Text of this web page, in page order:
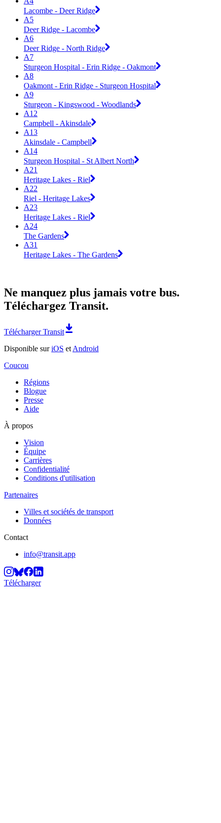
Lacombe - Deer Ridge
A5
Deer Ridge - Lacombe
A6
Deer Ridge - North Ridge
A7
Sturgeon Hospital - Erin Ridge - Oakmont
A8
Oakmont - Erin Ridge - Sturgeon Hospital
A9
Sturgeon - Kingswood - Woodlands
A12
Campbell - Akinsdale
A13
Akinsdale - Campbell
A14
Sturgeon Hospital - St Albert North
A21
Heritage Lakes - Riel
A22
Riel - Heritage Lakes
A23
Heritage Lakes - Riel
A24
The Gardens
A31
Heritage Lakes - The Gardens
Ne manquez plus jamais votre bus.
Téléchargez Transit.
Télécharger Transit
Disponible suriOS et Android
Coucou
Régions
Blogue
Presse
Aide
À propos
Vision
Équipe
Carrières
Confidentialité
Conditions d'utilisation
Partenaires
Villes et sociétés de transport
Données
Contact
info@transit.app
Télécharger